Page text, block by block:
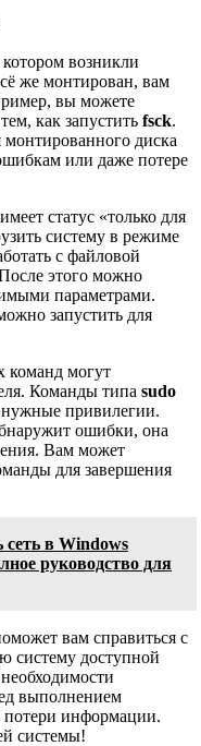
котором возникли
же монтирован, вам
вы можете
как запустить fsck.
диска
или даже потере
статус «только для
систему в режиме
с файловой
этого можно
параметрами.
запустить для
команд могут
Команды типа sudo
привилегии.
ошибки, она
Вам может
для завершения
в Windows
руководство для
вам справиться с
систему доступной
выполнением
потери информации.
системы!